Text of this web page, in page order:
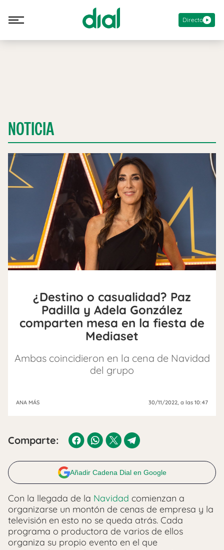
Directo
NOTICIA
¿Destino o casualidad? Paz
Padilla y Adela González
comparten mesa en la fiesta de
Mediaset
Ambas coincidieron en la cena de Navidad
del grupo
ANA MÁS 30/11/2022, a las 10:47
Comparte:
Añadir Cadena Dial en Google
Con la llegada de la Navidad comienzan a
organizarse un montón de cenas de empresa y la
televisión en esto no se queda atrás. Cada
programa o productora de varios de ellos
organiza su propio evento en el que